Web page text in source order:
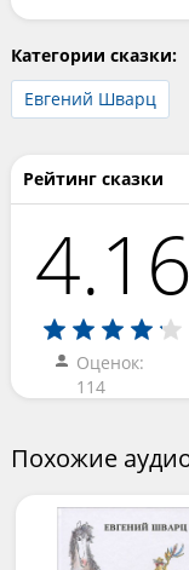
Категории сказки:
Евгений Шварц
Рейтинг сказки
4.16
Оценок:
114
Похожие